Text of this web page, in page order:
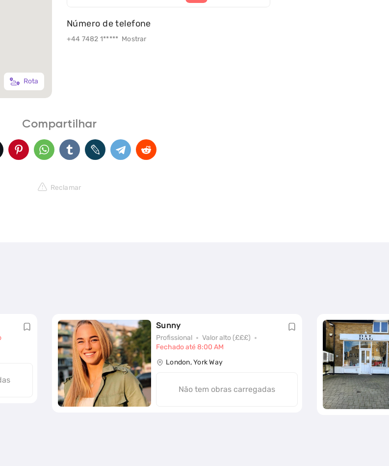
Rota
Número de telefone
+44 7482 1***** Mostrar
Compartilhar
Reclamar
Sunny
Profissional
Valor alto (£££)
Fechado até 8:00 AM
London, York Way
Não tem obras carregadas